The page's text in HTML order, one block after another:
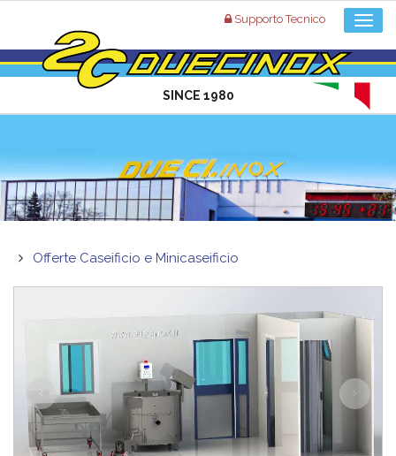
Supporto Tecnico
SINCE 1980
Offerte Caseificio e Minicaseificio